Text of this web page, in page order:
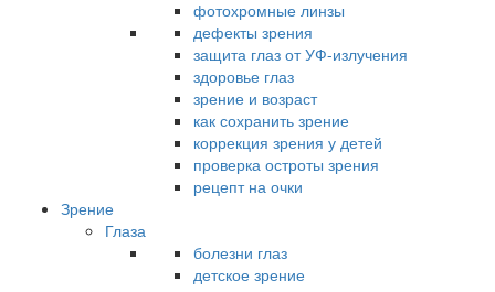
фотохромные линзы
дефекты зрения
защита глаз от УФ-излучения
здоровье глаз
зрение и возраст
как сохранить зрение
коррекция зрения у детей
проверка остроты зрения
рецепт на очки
Зрение
Глаза
болезни глаз
детское зрение